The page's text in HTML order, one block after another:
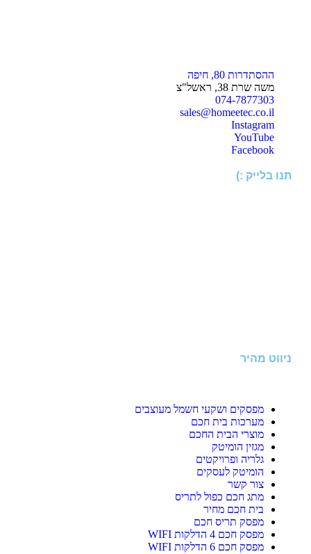
ההסתדרות 80, חיפה
משה שרת 38, ראשל"צ
074-7877303
sales@homeetec.co.il
Instagram
YouTube
Facebook
תנו בלייק :)
ניווט מהיר
מפסקים ושקעי חשמל מעוצבים
מערכות בית חכם
מוצרי הבית החכם
מגזין הומיטק
גלריה ופרויקטים
הומיטק לעסקים
צור קשר
מתג חכם כפול לתריס
בית חכם מחיר
מפסק תריס חכם
מפסק חכם 4 הדלקות WIFI
מפסק חכם 6 הדלקות WIFI